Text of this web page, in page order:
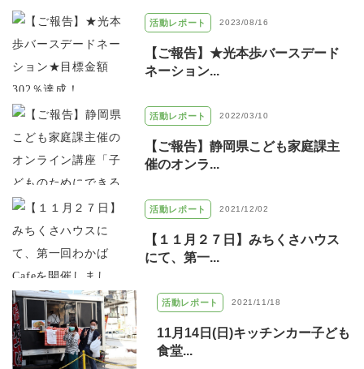
活動レポート 2023/08/16
【ご報告】★光本歩バースデード
ネーション...
活動レポート 2022/03/10
【ご報告】静岡県こども家庭課主
催のオンラ...
活動レポート 2021/12/02
【１１月２７日】みちくさハウス
にて、第一...
活動レポート 2021/11/18
11月14日(日)キッチンカー子ども
食堂...